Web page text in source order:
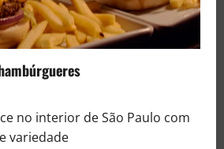
no interior de São Paulo com
variedade